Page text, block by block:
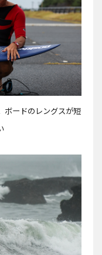
ボードのレングスが短